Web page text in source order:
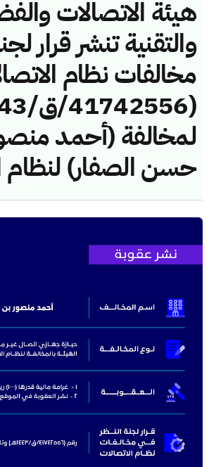
هيئة الاتصالات
والتقنية تنشر قرار
مخالفات نظام
لمخالفة (أحمد
حسن الصفار) لنظام